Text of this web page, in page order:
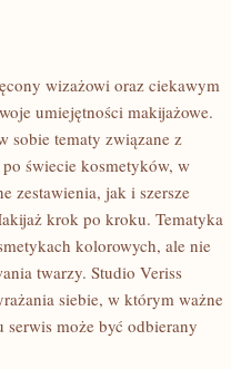
wizażowi oraz ciekawym
umiejętności makijażowe.
sobie tematy związane z
świecie kosmetyków, w
zestawienia, jak i szersze
krok po kroku. Tematyka
kolorowych, ale nie
twarzy. Studio Veriss
siebie, w którym ważne
może być odbierany